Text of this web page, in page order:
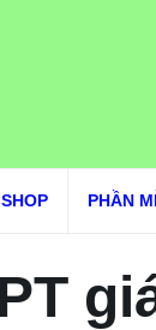
SHOP PHẦN